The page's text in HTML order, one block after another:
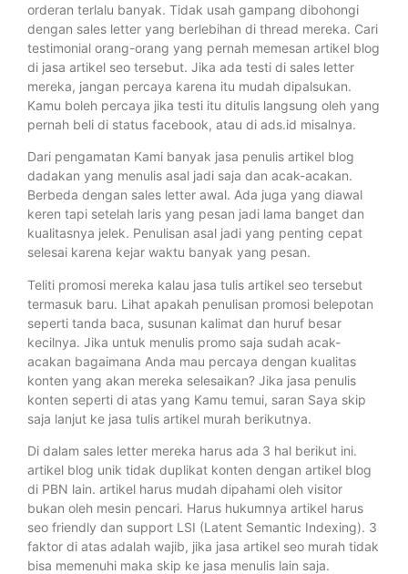
orderan terlalu banyak. Tidak usah gampang dibohongi
dengan sales letter yang berlebihan di thread mereka. Cari
testimonial orang-orang yang pernah memesan artikel blog
di jasa artikel seo tersebut. Jika ada testi di sales letter
mereka, jangan percaya karena itu mudah dipalsukan.
Kamu boleh percaya jika testi itu ditulis langsung oleh yang
pernah beli di status facebook, atau di ads.id misalnya.
Dari pengamatan Kami banyak jasa penulis artikel blog
dadakan yang menulis asal jadi saja dan acak-acakan.
Berbeda dengan sales letter awal. Ada juga yang diawal
keren tapi setelah laris yang pesan jadi lama banget dan
kualitasnya jelek. Penulisan asal jadi yang penting cepat
selesai karena kejar waktu banyak yang pesan.
Teliti promosi mereka kalau jasa tulis artikel seo tersebut
termasuk baru. Lihat apakah penulisan promosi belepotan
seperti tanda baca, susunan kalimat dan huruf besar
kecilnya. Jika untuk menulis promo saja sudah acak-
acakan bagaimana Anda mau percaya dengan kualitas
konten yang akan mereka selesaikan? Jika jasa penulis
konten seperti di atas yang Kamu temui, saran Saya skip
saja lanjut ke jasa tulis artikel murah berikutnya.
Di dalam sales letter mereka harus ada 3 hal berikut ini.
artikel blog unik tidak duplikat konten dengan artikel blog
di PBN lain. artikel harus mudah dipahami oleh visitor
bukan oleh mesin pencari. Harus hukumnya artikel harus
seo friendly dan support LSI (Latent Semantic Indexing). 3
faktor di atas adalah wajib, jika jasa artikel seo murah tidak
bisa memenuhi maka skip ke jasa menulis lain saja.